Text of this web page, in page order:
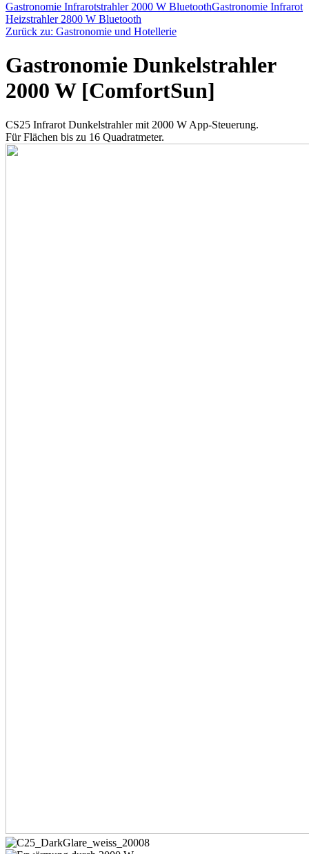
Gastronomie Infrarotstrahler 2000 W BluetoothGastronomie Infrarot
Heizstrahler 2800 W Bluetooth
Zurück zu: Gastronomie und Hotellerie
Gastronomie Dunkelstrahler
2000 W [ComfortSun]
CS25 Infrarot Dunkelstrahler mit 2000 W App-Steuerung.
Für Flächen bis zu 16 Quadratmeter.